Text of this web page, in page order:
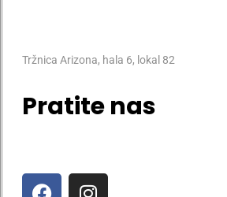
Tržnica Arizona, hala 6, lokal 82
Pratite nas